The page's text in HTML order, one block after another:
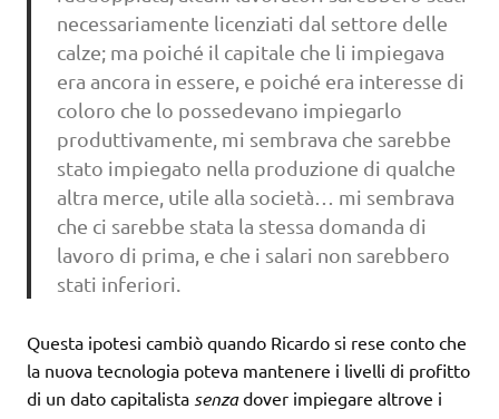
necessariamente licenziati dal settore delle
calze; ma poiché il capitale che li impiegava
era ancora in essere, e poiché era interesse di
coloro che lo possedevano impiegarlo
produttivamente, mi sembrava che sarebbe
stato impiegato nella produzione di qualche
altra merce, utile alla società… mi sembrava
che ci sarebbe stata la stessa domanda di
lavoro di prima, e che i salari non sarebbero
stati inferiori.
Questa ipotesi cambiò quando Ricardo si rese conto che
la nuova tecnologia poteva mantenere i livelli di profitto
di un dato capitalista senzadover impiegare altrove i